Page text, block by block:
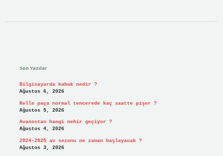
Son Yazılar
Bilgisayarda kabuk nedir ?
Ağustos 6, 2026
Kelle paça normal tencerede kaç saatte pişer ?
Ağustos 5, 2026
Avanostan hangi nehir geçiyor ?
Ağustos 4, 2026
2024-2025 av sezonu ne zaman başlayacak ?
Ağustos 3, 2026